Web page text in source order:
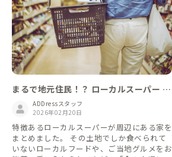
まるで地元住民！？ ローカルスーパー 探
訪のススメ🛒
ADDressスタッフ
2026年02月20日
特徴あるローカルスーパーが周辺にある家を
まとめました。 その土地でしか食べられて
いないローカルフードや、ご当地グルメをお